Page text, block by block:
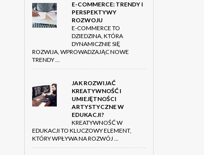
E-COMMERCE: TRENDY I
PERSPEKTYWY
ROZWOJU
E-COMMERCE TO
DZIEDZINA, KTÓRA
DYNAMICZNIE SIĘ
ROZWIJA, WPROWADZAJĄC NOWE
TRENDY …
JAK ROZWIJAĆ
KREATYWNOŚĆ I
UMIEJĘTNOŚCI
ARTYSTYCZNE W
EDUKACJI?
KREATYWNOŚĆ W
EDUKACJI TO KLUCZOWY ELEMENT,
KTÓRY WPŁYWA NA ROZWÓJ …